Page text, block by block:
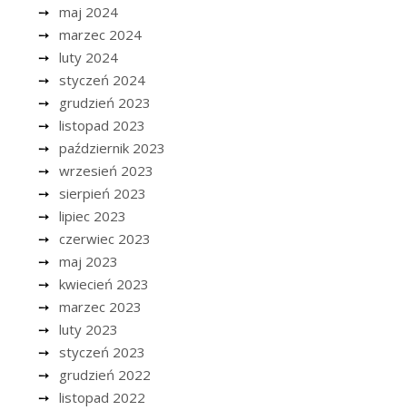
maj 2024
marzec 2024
luty 2024
styczeń 2024
grudzień 2023
listopad 2023
październik 2023
wrzesień 2023
sierpień 2023
lipiec 2023
czerwiec 2023
maj 2023
kwiecień 2023
marzec 2023
luty 2023
styczeń 2023
grudzień 2022
listopad 2022